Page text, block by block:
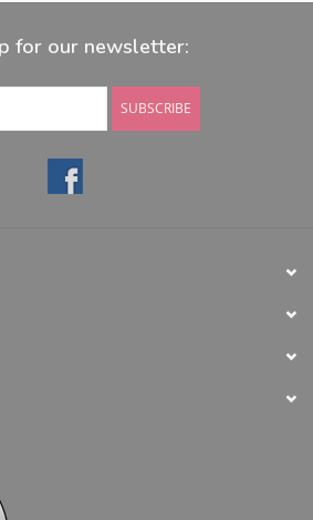
for our newsletter:
SUBSCRIBE